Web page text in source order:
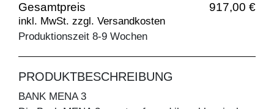
Gesamtpreis 917,00 €
inkl. MwSt. zzgl. Versandkosten
Produktionszeit 8-9 Wochen
PRODUKTBESCHREIBUNG
BANK MENA 3